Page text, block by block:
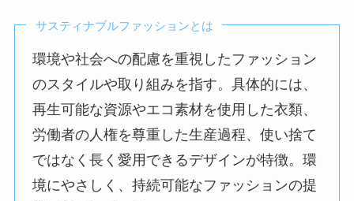
サスティナブルファッションとは
環境や社会への配慮を重視したファッション
のスタイルや取り組みを指す。具体的には、
再生可能な資源やエコ素材を使用した衣類、
労働者の人権を尊重した生産過程、使い捨て
ではなく長く愛用できるデザインが特徴。環
境にやさしく、持続可能なファッションの提